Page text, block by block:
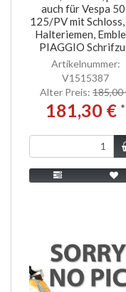
auch für Vespa
125/PV mit
Halteriemen,
PIAGGIO
Artikelnummer:
V1515387
Alter Preis: 185,00
181,30 € *